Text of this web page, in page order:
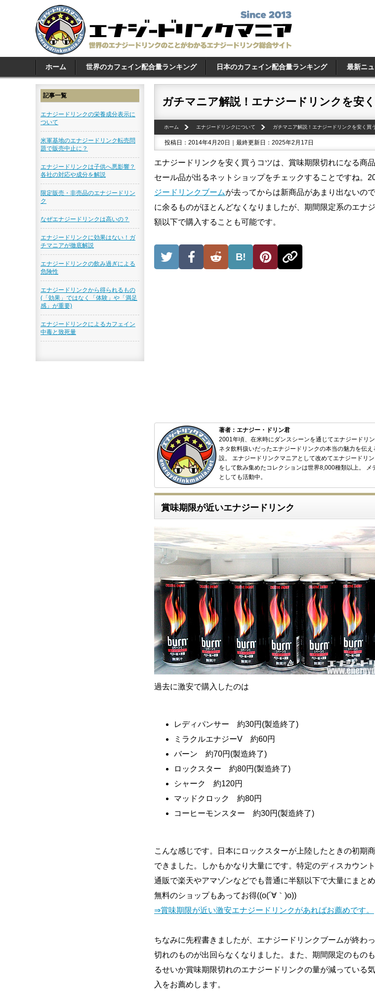
ホーム 世界のカフェイン配合量ランキング 日本のカフェイン配合量ランキング 最新ニ
ガチマニア解説！エナジードリンクを安
ホーム エナジードリンクについて ガチマニア解説！エナジードリンクを安く買
投稿日：2014年4月20日｜最終更新日：2025年2月17日
エナジードリンクを安く買うコツは、賞味期限切れになる商
セール品が出るネットショップをチェックすることですね。
ジードリンクブームが去ってからは新商品があまり出ないの
に余るものがほとんどなくなりましたが、期間限定系のエナ
額以下で購入することも可能です。
B!
著者：エナジー・ドリン君
2001年頃、在米時にダンスシーンを通じてエナジードリ
ネタ飲料扱いだったエナジードリンクの本当の魅力を伝
設。 エナジードリンクマニアとして改めてエナジードリ
をして飲み集めたコレクションは世界8,000種類以上。
としても活動中。
賞味期限が近いエナジードリンク
過去に激安で購入したのは
レディパンサー 約30円(製造終了)
ミラクルエナジーV 約60円
バーン 約70円(製造終了)
ロックスター 約80円(製造終了)
シャーク 約120円
マッドクロック 約80円
コーヒーモンスター 約30円(製造終了)
こんな感じです。日本にロックスターが上陸したときの初期
できました。しかもかなり大量にです。特定のディスカウン
通販で楽天やアマゾンなどでも普通に半額以下で大量にまと
無料のショップもあってお得((o(´∀｀)o))
⇒賞味期限が近い激安エナジードリンクがあればお薦めです。
ちなみに先程書きましたが、エナジードリンクブームが終わ
切れのものが出回らなくなりました。また、期間限定のもの
るせいか賞味期限切れのエナジードリンクの量が減っている
入をお薦めします。
記事一覧
エナジードリンクの栄養成分表示に
ついて
米軍基地のエナジードリンク転売問
題で販売中止に？
エナジードリンクは子供へ悪影響？
各社の対応や成分を解説
限定販売・非売品のエナジードリン
ク
なぜエナジードリンクは高いの？
エナジードリンクに効果はない！ガ
チマニアが徹底解説
エナジードリンクの飲み過ぎによる
危険性
エナジードリンクから得られるもの
(「効果」ではなく「体験」や「満足
感」が重要)
エナジードリンクによるカフェイン
中毒と致死量